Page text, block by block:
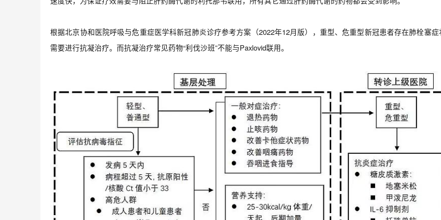
根据北京协和医院呼吸与危重症医学科新冠肺炎诊疗参考方案（2022年12月版），重型、危重型新冠患者存在肺栓塞症
需要进行抗凝治疗。而抗凝治疗常见药物“利伐沙班”不能与Paxlovid联用。